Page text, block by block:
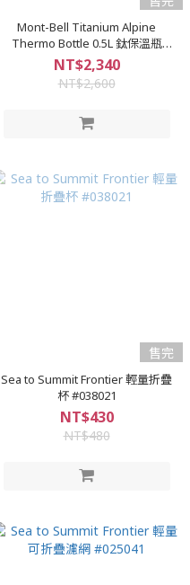
Mont-Bell Titanium Alpine
Thermo Bottle 0.5L 鈦保溫瓶
1134164
NT$2,340
NT$2,600
售完
Sea to Summit Frontier 輕量折疊
杯 #038021
NT$430
NT$480